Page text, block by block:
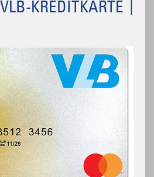
VLB-KREDITKARTE